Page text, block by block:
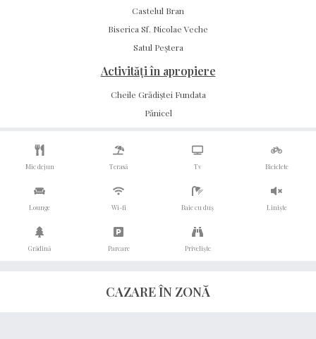
Castelul Bran
Biserica Sf. Nicolae Veche
Satul Peștera
Activități în apropiere
Cheile Grădiștei Fundata
Pănicel
Mic dejun
Lounge
Grădină
Terasă
Wi-fi
Parcare
Tv
Baie cu duș
Priveliște
Biciclete
Liniște
CAZARE ÎN ZONĂ